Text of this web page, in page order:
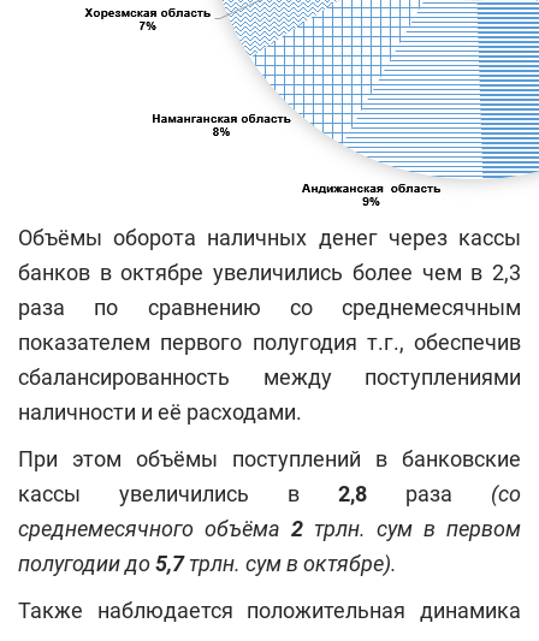
Объёмы оборота наличных денег через кассы
банков в октябре увеличились более чем в 2,3
раза по сравнению со среднемесячным
показателем первого полугодия т.г., обеспечив
сбалансированность между поступлениями
наличности и её расходами.
При этом объёмы поступлений в банковские
кассы увеличились в 2,8 раза (со
среднемесячного объёма 2 трлн. сум в первом
полугодии до5,7трлн. сум в октябре).
Также наблюдается положительная динамика